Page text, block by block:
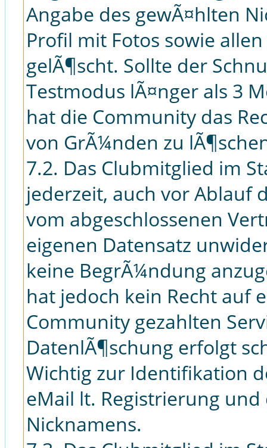
Angabe des gewÃ¤hlten
Profil mit Fotos sowie
gelÃ¶scht. Sollte der
Testmodus lÃ¤nger als 3
hat die Community das
von GrÃ¼nden zu
7.2. Das Clubmitglied im
jederzeit, auch vor Ablauf
vom abgeschlossenen
eigenen Datensatz
keine BegrÃ¼ndung
hat jedoch kein Recht auf
Community gezahlten
DatenlÃ¶schung erfolgt
Wichtig zur Identifikation
eMail lt. Registrierung
Nicknamens.